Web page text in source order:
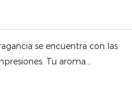
se encuentra con las
Tu aroma